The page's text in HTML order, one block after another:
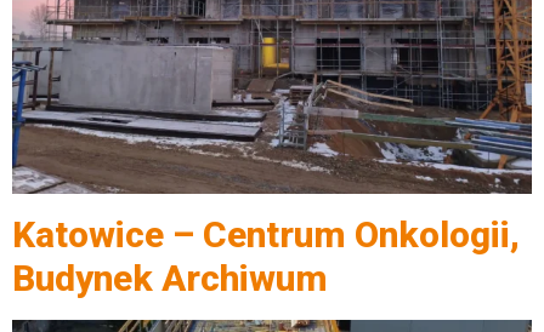
Katowice – Centrum Onkologii,
Budynek Archiwum